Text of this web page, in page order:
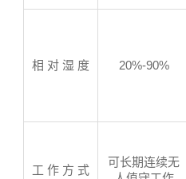
相 对 湿 度 20%-90%
工 作 方 式
可长期连续无